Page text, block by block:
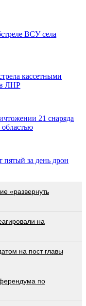
ВСУ села
кассетными
в ЛНР
21 снаряда
пятый за день дрон
«развернуть
на
на пост главы
по